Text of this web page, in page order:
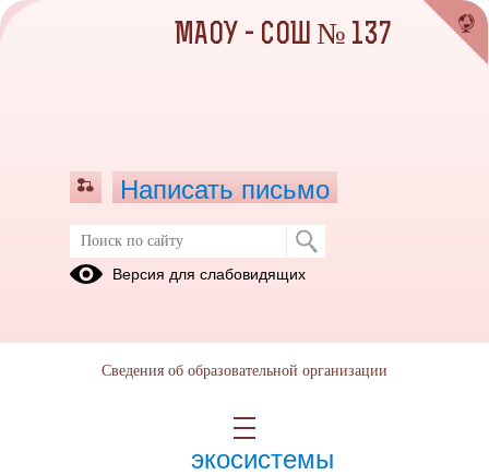
Апрель 2023
Изучение природной
экосистемы
МАОУ - СОШ № 137
Написать письмо
Версия для слабовидящих
Сведения об образовательной организации